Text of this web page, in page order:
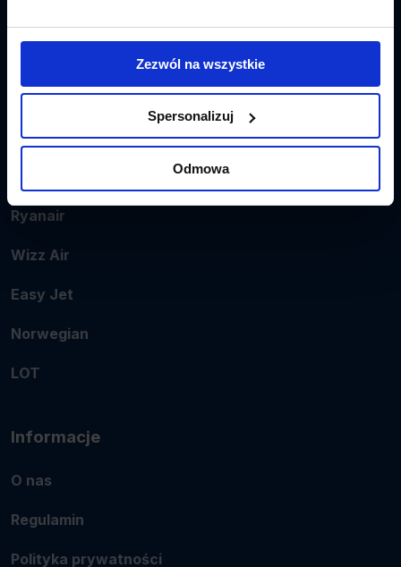
Zezwól na wszystkie
Spersonalizuj
Odmowa
Linie lotnicze
Ryanair
Wizz Air
Easy Jet
Norwegian
LOT
Informacje
O nas
Regulamin
Polityka prywatności